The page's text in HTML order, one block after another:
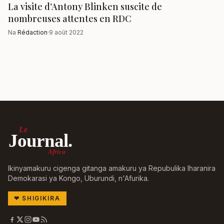
La visite d’Antony Blinken suscite de
nombreuses attentes en RDC
Na Rédaction·9 août 2022
Le
Journal.
Africa
Ikinyamakuru cigenga gitanga amakuru ya Repubulika Iharanira
Demokarasi ya Kongo, Uburundi, n'Afurika.
❤ SHIGIKIRA